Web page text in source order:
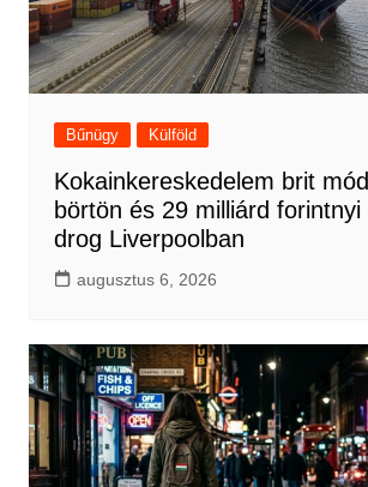
Bűnügy Külföld
Kokainkereskedelem brit
börtön és 29 milliárd forintnyi
drog Liverpoolban
augusztus 6, 2026